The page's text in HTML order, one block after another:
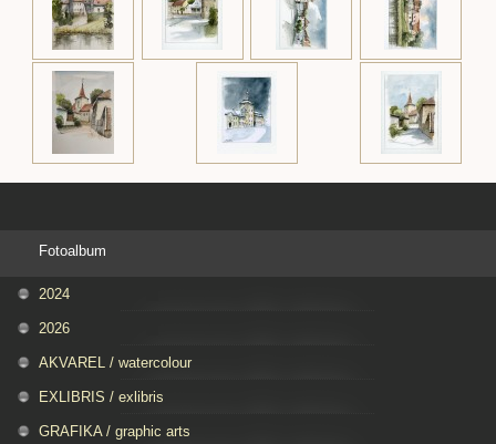
Fotoalbum
2024
2026
AKVAREL / watercolour
EXLIBRIS / exlibris
GRAFIKA / graphic arts